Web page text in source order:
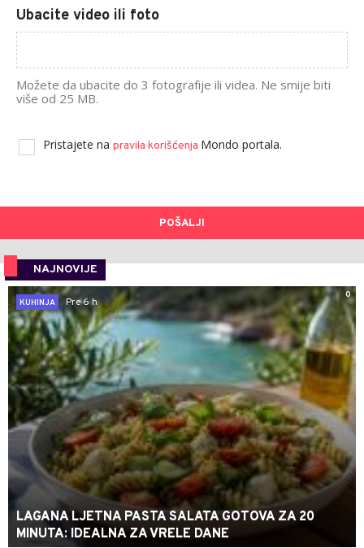
Ubacite video ili foto
Možete da ubacite do 3 fotografije ili videa. Ne smije biti
više od 25 MB.
Pristajete na pravila korišćenja Mondo portala.
POŠALJI
NAJNOVIJE
0
KUHINJA
Pre 6 h
LAGANA LJETNA PASTA SALATA GOTOVA ZA 20
MINUTA: IDEALNA ZA VRELE DANE